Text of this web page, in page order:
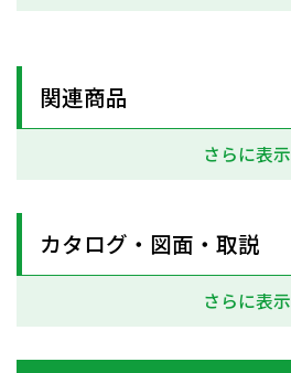
関連商品
さらに表示
カタログ・図面・取説
さらに表示